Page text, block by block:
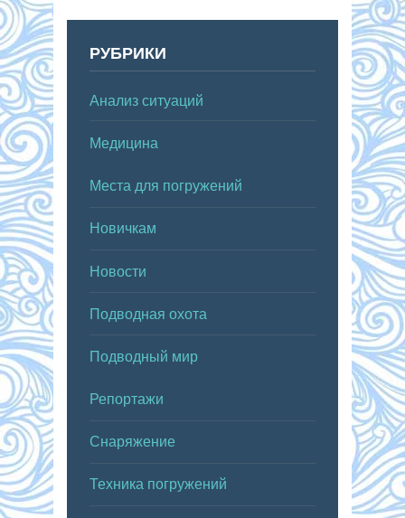
РУБРИКИ
Анализ ситуаций
Медицина
Места для погружений
Новичкам
Новости
Подводная охота
Подводный мир
Репортажи
Снаряжение
Техника погружений